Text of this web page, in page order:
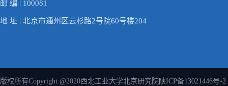
邮 编 | 100081
地 址 | 北京市通州区云杉路2号院60号楼204
版权所有Copyright @2020西北工业大学北京研究院陕ICP备13021446号-2